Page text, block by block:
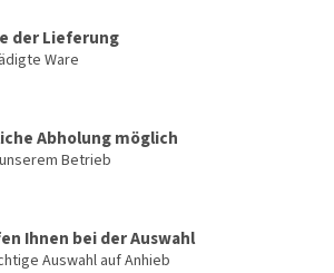
der Lieferung
Ware
Abholung möglich
Betrieb
Ihnen bei der Auswahl
Auswahl auf Anhieb